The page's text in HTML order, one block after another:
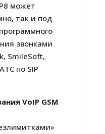
может
так и под
звонками
SmileSoft,
по SIP
VoIP GSM